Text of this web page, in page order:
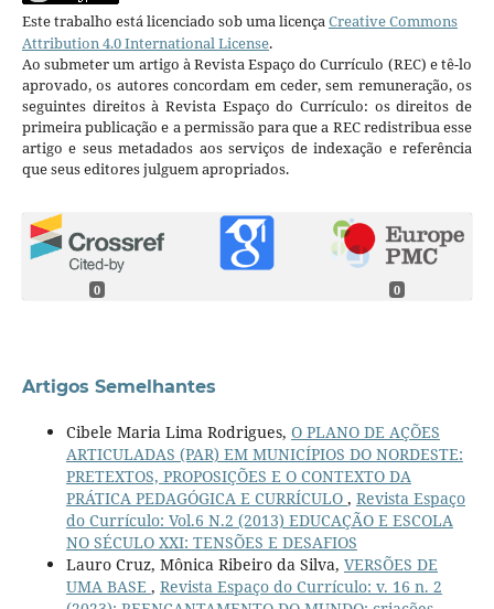
Este trabalho está licenciado sob uma licençaCreative Commons
Attribution 4.0 International License.
Ao submeter um artigo à Revista Espaço do Currículo (REC) e tê-lo
aprovado, os autores concordam em ceder, sem remuneração, os
seguintes direitos à Revista Espaço do Currículo: os direitos de
primeira publicação e a permissão para que a REC redistribua esse
artigo e seus metadados aos serviços de indexação e referência
que seus editores julguem apropriados.
0 0
Artigos Semelhantes
Cibele Maria Lima Rodrigues, O PLANO DE AÇÕES
ARTICULADAS (PAR) EM MUNICÍPIOS DO NORDESTE:
PRETEXTOS, PROPOSIÇÕES E O CONTEXTO DA
PRÁTICA PEDAGÓGICA E CURRÍCULO , Revista Espaço
do Currículo: Vol.6 N.2 (2013) EDUCAÇÃO E ESCOLA
NO SÉCULO XXI: TENSÕES E DESAFIOS
Lauro Cruz, Mônica Ribeiro da Silva, VERSÕES DE
UMA BASE , Revista Espaço do Currículo: v. 16 n. 2